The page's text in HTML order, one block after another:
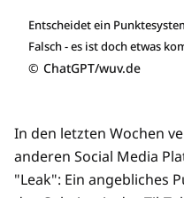
Entscheidet ein
Falsch - es ist doch etwas
© ChatGPT/wuv.de
In den letzten Wochen
anderen Social Media
"Leak": Ein angebliches